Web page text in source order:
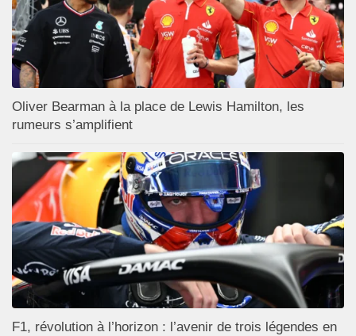
Oliver Bearman à la place de Lewis Hamilton, les
rumeurs s’amplifient
F1, révolution à l’horizon : l’avenir de trois légendes en